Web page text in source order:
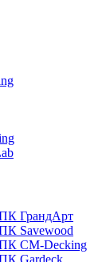
ГрандАрт
Savewood
CM-Decking
Gardeck